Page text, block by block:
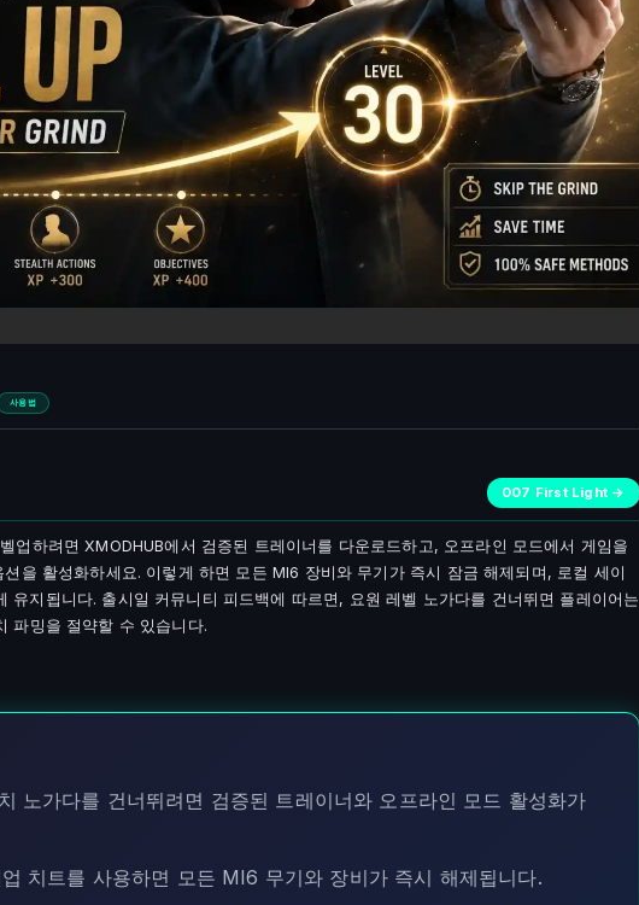
사용법
007 First Light →
업하려면 XMODHUB에서 검증된 트레이너를 다운로드하고, 오프라인 모드에서 게임을
션을 활성화하세요. 이렇게 하면 모든 MI6 장비와 무기가 즉시 잠금 해제되며, 로컬 세이
유지됩니다. 출시일 커뮤니티 피드백에 따르면, 요원 레벨 노가다를 건너뛰면 플레이어는
파밍을 절약할 수 있습니다.
노가다를 건너뛰려면 검증된 트레이너와 오프라인 모드 활성화가
치트를 사용하면 모든 MI6 무기와 장비가 즉시 해제됩니다.